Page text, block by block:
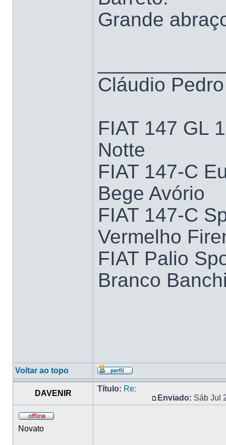
Grande
Cláudio
FIAT 147 GL
Notte
FIAT 147-C
Bege Avório
FIAT 147-C
Vermelho
FIAT Palio
Branco
Voltar ao topo
DAVENIR
Título: Re:
Enviado: Sáb Jul
Novato